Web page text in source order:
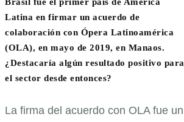
Latina en firmar un acuerdo de
colaboración con Ópera Latinoamérica
(OLA), en mayo de 2019, en Manaos.
¿Destacaría algún resultado positivo para
el sector desde entonces?
La firma del acuerdo con OLA fue un